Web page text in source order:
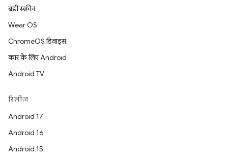
बड़ी स्क्रीन
Wear OS
ChromeOS डिवाइस
कार के लिए Android
Android TV
रिलीज़
Android 17
Android 16
Android 15